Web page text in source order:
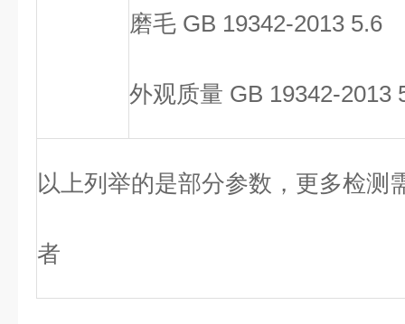
磨毛 GB 19342-2013 5.6
外观质量 GB 19342-2013
以上列举的是部分参数，更多检测
者